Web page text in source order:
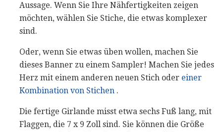
Aussage. Wenn Sie Ihre Nähfertigkeiten zeigen
möchten, wählen Sie Stiche, die etwas komplexer
sind.
Oder, wenn Sie etwas üben wollen, machen Sie
dieses Banner zu einem Sampler! Machen Sie jedes
Herz mit einem anderen neuen Stich oder einer
Kombination von Stichen .
Die fertige Girlande misst etwa sechs Fuß lang, mit
Flaggen, die 7 x 9 Zoll sind. Sie können die Größe